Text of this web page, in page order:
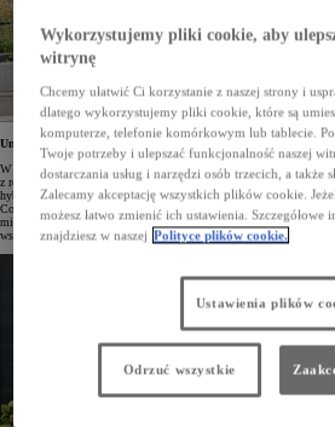
Unikalna oferta na ponad sześć tysięcy aut
W programie Toyota Pewne Auto dostępnych jest ponad sześć
z różnych segmentów, w tym cenione na rynku wtórnym modele z
hybrydowymi. W ofercie znajdują się już używane Toyoty
Corolla, Corolla Cross czy druga generacja Toyoty C-HR. Klienci
miejskich, wyjątkowo ekonomicznych bestsellerów – Yarisa i Yarisa
wszechstronne pojazdy z linii Toyota Professional, w tym
Wykorzystujemy pliki cookie, aby
witrynę
Chcemy ułatwić Ci korzystanie z naszej strony i
dlatego wykorzystujemy pliki cookie, które są
komputerze, telefonie komórkowym lub tablecie.
Twoje potrzeby i ulepszać funkcjonalność naszej
dostarczania usług i narzędzi osób trzecich, a także
Zalecamy akceptację wszystkich plików cookie.
możesz łatwo zmienić ich ustawienia. Szczegółowe
znajdziesz w naszej Polityce plików cookie.
Ustawienia plików
Odrzuć wszystkie